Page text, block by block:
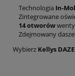
Technologia In-
Zintegrowane
14 otworów
Zdejmowany
Wybierz Kellys